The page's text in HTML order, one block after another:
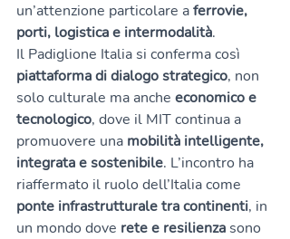
un’attenzione particolare a ferrovie,
porti, logistica e intermodalità.
Il Padiglione Italia si conferma così
piattaforma di dialogo strategico, non
solo culturale ma anche economico e
tecnologico, dove il MIT continua a
promuovere una mobilità intelligente,
integrata e sostenibile. L’incontro ha
riaffermato il ruolo dell’Italia come
ponte infrastrutturale tra continenti, in
un mondo dove rete e resilienza sono